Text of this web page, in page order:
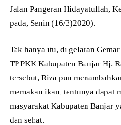
Jalan Pangeran Hidayatullah,
pada, Senin (16/3)2020).
Tak hanya itu, di gelaran
TP PKK Kabupaten Banjar Hj.
tersebut, Riza pun
memakan ikan, tentunya dapat
masyarakat Kabupaten Banjar
dan sehat.